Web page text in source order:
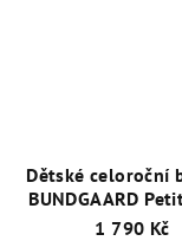
Dětské celoroční
BUNDGAARD
BG101068-790
1 790 Kč